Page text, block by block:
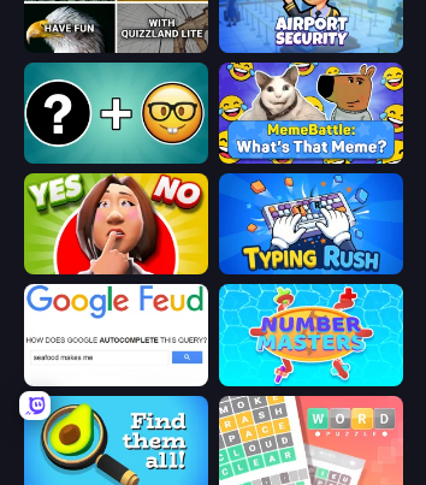
QuizzLand Trivia Airport Security
MemeBattle: What's That Meme?
Yes or No Challenge Typing Rush
Number Masters